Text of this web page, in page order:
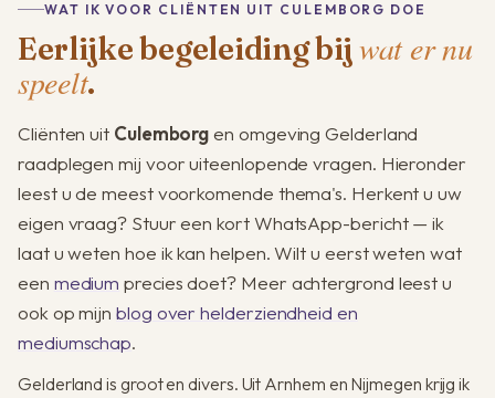
WAT IK VOOR CLIËNTEN UIT CULEMBORG DOE
Eerlijke begeleiding bij wat er nu
speelt.
Cliënten uit Culemborgen omgeving Gelderland
raadplegen mij voor uiteenlopende vragen. Hieronder
leest u de meest voorkomende thema's. Herkent u uw
eigen vraag? Stuur een kort WhatsApp-bericht — ik
laat u weten hoe ik kan helpen. Wilt u eerst weten wat
een medium precies doet? Meer achtergrond leest u
ook op mijnblog over helderziendheid en
mediumschap.
Gelderland is groot en divers. Uit Arnhem en Nijmegen krijg ik